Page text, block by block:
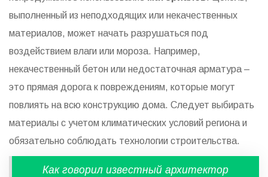
выполненный из неподходящих или некачественных
материалов, может начать разрушаться под
воздействием влаги или мороза. Например,
некачественный бетон или недостаточная арматура –
это прямая дорога к повреждениям, которые могут
повлиять на всю конструкцию дома. Следует выбирать
материалы с учетом климатических условий региона и
обязательно соблюдать технологии строительства.
Как говорил известный архитектор